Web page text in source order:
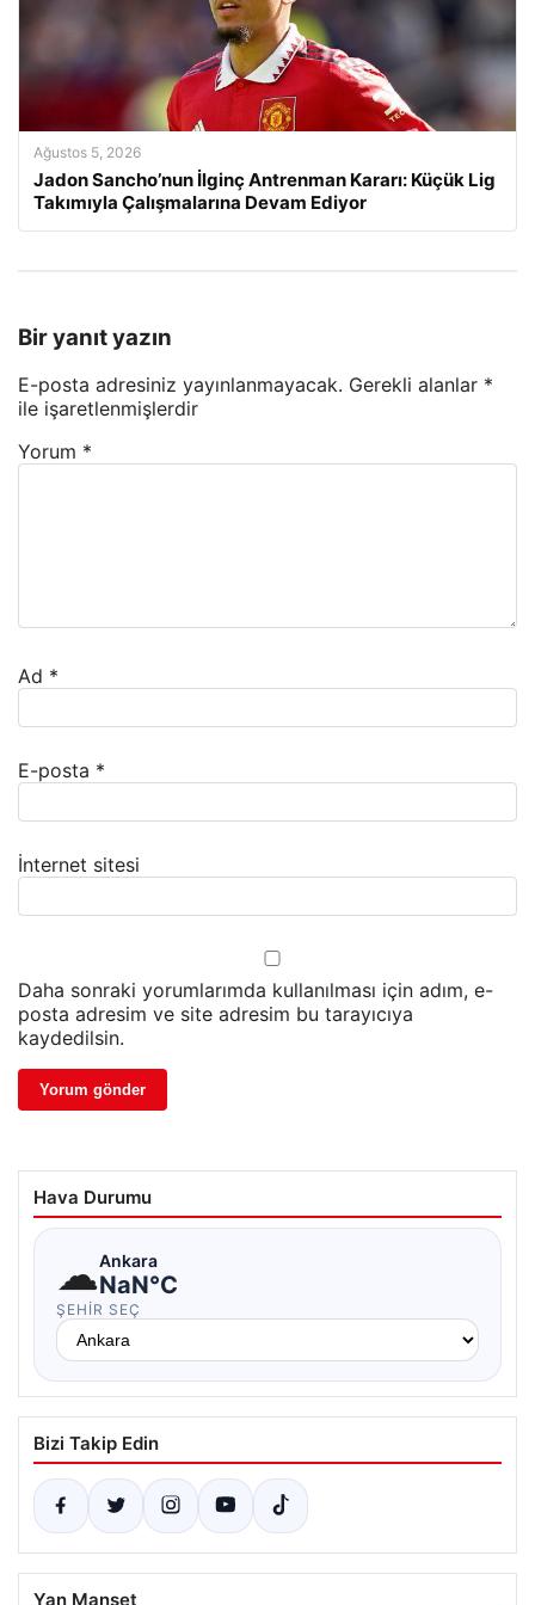
Ağustos 5, 2026
Jadon Sancho’nun İlginç Antrenman Kararı: Küçük Lig
Takımıyla Çalışmalarına Devam Ediyor
Bir yanıt yazın
E-posta adresiniz yayınlanmayacak. Gerekli alanlar *
ile işaretlenmişlerdir
Yorum *
Ad *
E-posta *
İnternet sitesi
Daha sonraki yorumlarımda kullanılması için adım, e-
posta adresim ve site adresim bu tarayıcıya
kaydedilsin.
Hava Durumu
☁Ankara
NaN°C
ŞEHIR SEÇ
Bizi Takip Edin
Yan Manşet